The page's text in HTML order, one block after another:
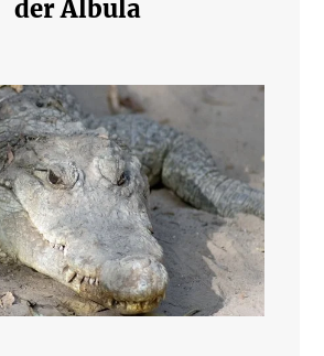
der Albula